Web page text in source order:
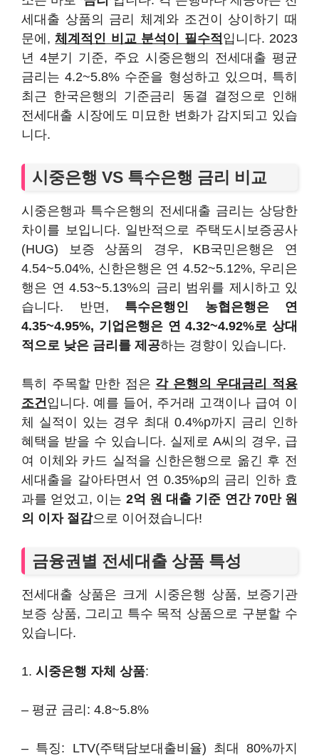
세대출 상품의 금리 체계와 조건이 상이하기 때
문에,체계적인 비교 분석이 필수적 입니다. 2023
년 4분기 기준, 주요 시중은행의 전세대출 평균
금리는 4.2~5.8% 수준을 형성하고 있으며, 특히
최근 한국은행의 기준금리 동결 결정으로 인해
전세대출 시장에도 미묘한 변화가 감지되고 있습
니다.
시중은행 VS 특수은행 금리 비교
시중은행과 특수은행의 전세대출 금리는 상당한
차이를 보입니다. 일반적으로 주택도시보증공사
(HUG) 보증 상품의 경우, KB국민은행은 연
4.54~5.04%, 신한은행은 연 4.52~5.12%, 우리은
행은 연 4.53~5.13%의 금리 범위를 제시하고 있
습니다. 반면, 특수은행인 농협은행은 연
4.35~4.95%, 기업은행은 연 4.32~4.92%로 상대
적으로 낮은 금리를 제공하는 경향이 있습니다.
특히 주목할 만한 점은 각 은행의 우대금리 적용
조건입니다. 예를 들어, 주거래 고객이나 급여 이
체 실적이 있는 경우 최대 0.4%p까지 금리 인하
혜택을 받을 수 있습니다. 실제로 A씨의 경우, 급
여 이체와 카드 실적을 신한은행으로 옮긴 후 전
세대출을 갈아타면서 연 0.35%p의 금리 인하 효
과를 얻었고, 이는 2억 원 대출 기준 연간 70만 원
의 이자 절감으로 이어졌습니다!
금융권별 전세대출 상품 특성
전세대출 상품은 크게 시중은행 상품, 보증기관
보증 상품, 그리고 특수 목적 상품으로 구분할 수
있습니다.
1. 시중은행 자체 상품:
– 평균 금리: 4.8~5.8%
– 특징: LTV(주택담보대출비율) 최대 80%까지